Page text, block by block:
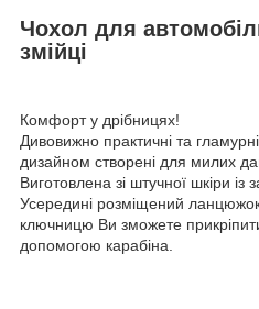
Чохол для
змійці
Комфорт у дрібницях!
Дивовижно практичні та
дизайном створені для милих
Виготовлена зі штучної шкіри із
Усередині розміщений
ключницю Ви зможете
допомогою карабіна.